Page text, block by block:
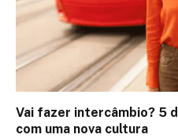
Vai fazer intercâmbio? 5
com uma nova cultura